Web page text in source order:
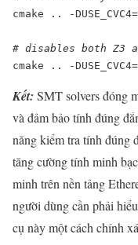
cmake .. -
# disables both Z3
cmake .. -
Kết: SMT solvers đóng
và đảm bảo tính đúng
năng kiểm tra tính đúng
tăng cường tính minh
minh trên nền tảng
người dùng cần phải
cụ này một cách chính